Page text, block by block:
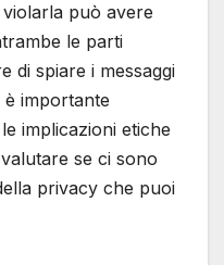
può avere
le parti
di spiare i messaggi
importante
implicazioni etiche
se ci sono
privacy che puoi